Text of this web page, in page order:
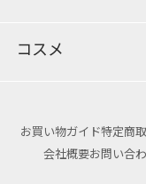
コスメ
お買い物ガイド特定商
会社概要お問い合